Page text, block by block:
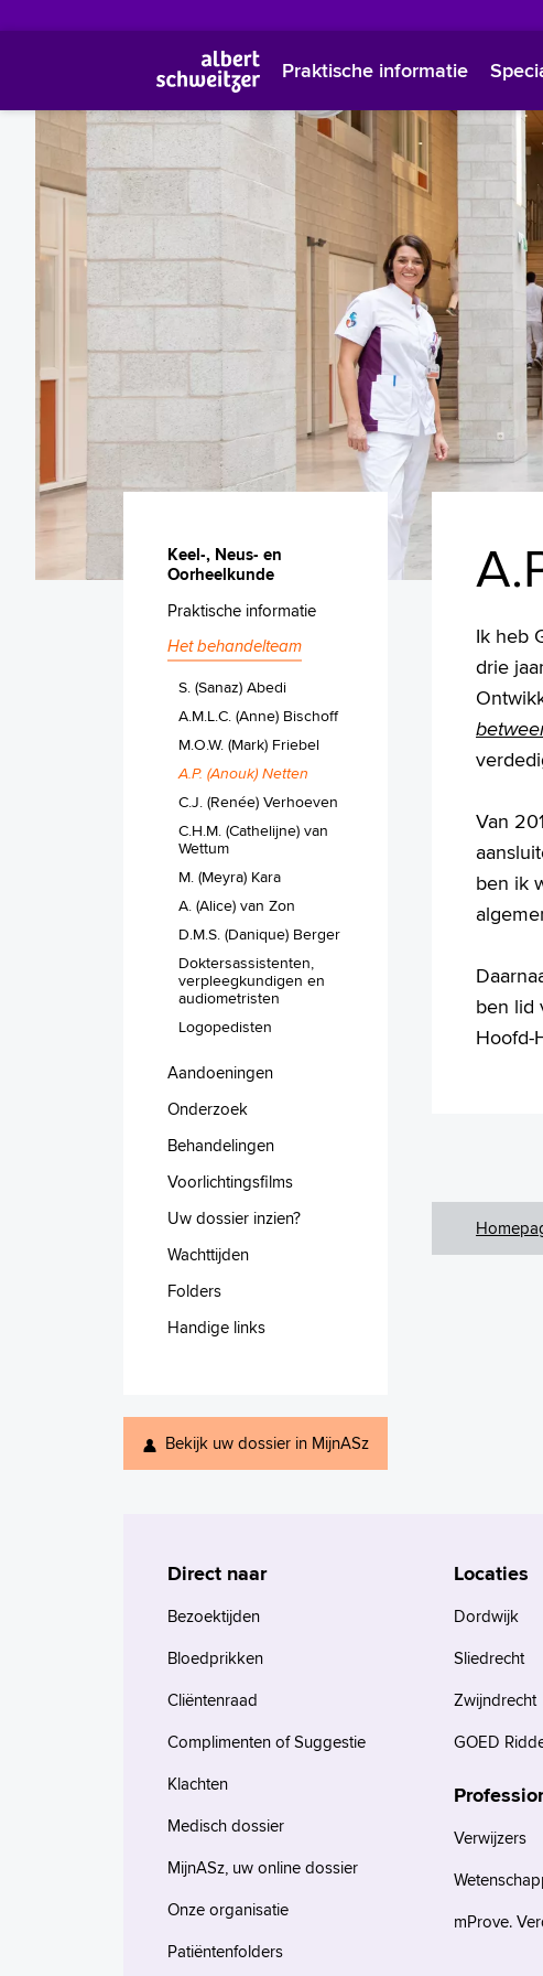
Praktische informatie
Keel-, Neus- en
Oorheelkunde
Praktische informatie
Het behandelteam
S. (Sanaz) Abedi
A.M.L.C. (Anne) Bischoff
M.O.W. (Mark) Friebel
A.P. (Anouk) Netten
C.J. (Renée) Verhoeven
C.H.M. (Cathelijne) van
Wettum
M. (Meyra) Kara
A. (Alice) van Zon
D.M.S. (Danique) Berger
Doktersassistenten,
verpleegkundigen en
audiometristen
Logopedisten
Aandoeningen
Onderzoek
Behandelingen
Voorlichtingsfilms
Uw dossier inzien?
Wachttijden
Folders
Handige links
Bekijk uw dossier in MijnASz
Ik heb
drie
Van
ben ik
ben lid
Hoofd-
Direct naar
Bezoektijden
Bloedprikken
Cliëntenraad
Complimenten of Suggestie
Klachten
Medisch dossier
MijnASz, uw online dossier
Onze organisatie
Patiëntenfolders
Locaties
Dordwijk
Sliedrecht
Zwijndrecht
GOED
Verwijzers
mProve.